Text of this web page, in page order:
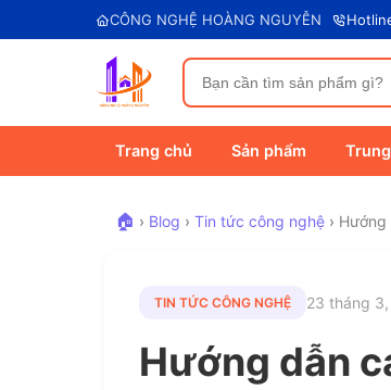
CÔNG NGHỆ HOÀNG NGUYỄN
Trang chủ Sản phẩm
🏠 › Blog › Tin tức công nghệ ›
TIN TỨC CÔNG NGHỆ 23 tháng
Hướng dẫn